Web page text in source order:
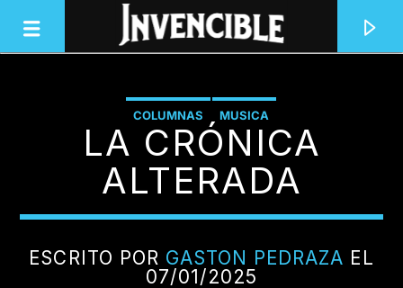
INVENCIBLE RADIO
JUNTOS SOMOS INVENCIBLES
COLUMNAS MUSICA
LA CRÓNICA
ALTERADA
ESCRITO POR GASTON PEDRAZA EL
07/01/2025